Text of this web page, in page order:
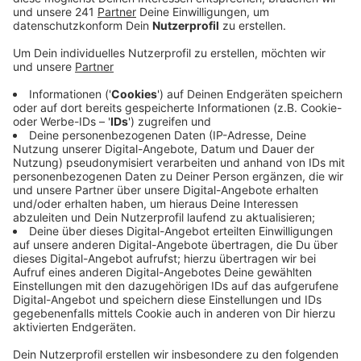
aussehen. Im Stadtentwicklungsausschuss der
Stadt Leichlingen ist der Startschuss für das
entsprechende Planungsverfahren gefallen.
Anzeige
Der Leitgedanke für die Neugestaltung des Geländes
ist: Ein Schmuckstück zu altem Glanz zurückbringen,
so ein Sprecher des Planungsbüros. Wichtig sei vor
allem die Historie und Regionalität. Beispielsweise
sollen die Gebäude mit typisch bergischen Farben und
Materialien gestaltet werden. Als nächstes sollen
jetzt auch die Bürger mit einbezogen werden. In einer
Öffentlichkeitsbeteiligung sollen Ideen gesammelt